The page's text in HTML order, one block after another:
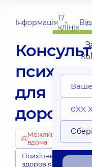
Інформація17
клінік
для
Можливо
вдома
Психічне
здоров'я